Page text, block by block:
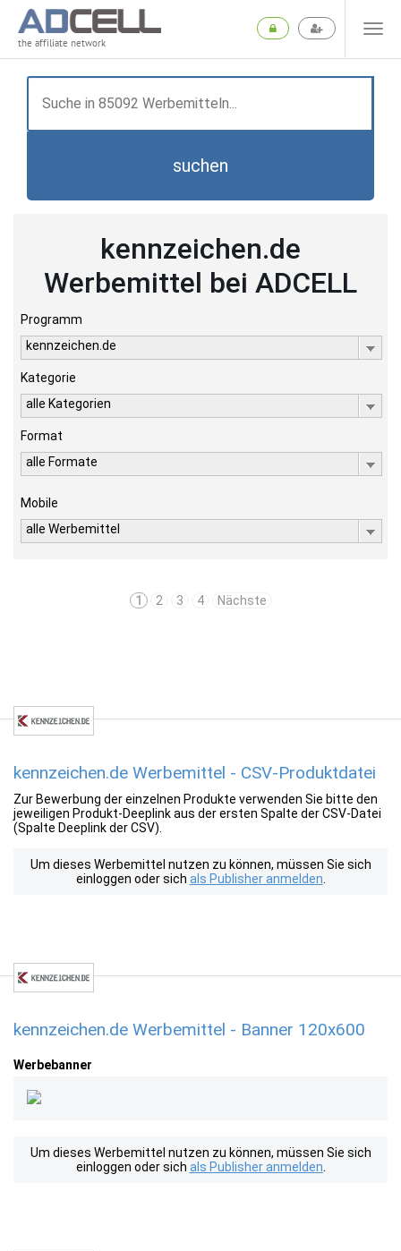
the affiliate network
suchen
kennzeichen.de
Werbemittel bei ADCELL
Programm
kennzeichen.de
Kategorie
alle Kategorien
Format
alle Formate
Mobile
alle Werbemittel
1 2 3 4 Nächste
kennzeichen.de Werbemittel - CSV-Produktdatei
Zur Bewerbung der einzelnen Produkte verwenden Sie bitte den
jeweiligen Produkt-Deeplink aus der ersten Spalte der CSV-Datei
(Spalte Deeplink der CSV).
Um dieses Werbemittel nutzen zu können, müssen Sie sich
einloggen oder sich als Publisher anmelden
kennzeichen.de Werbemittel - Banner 120x600
Werbebanner
Um dieses Werbemittel nutzen zu können, müssen Sie sich
einloggen oder sich als Publisher anmelden